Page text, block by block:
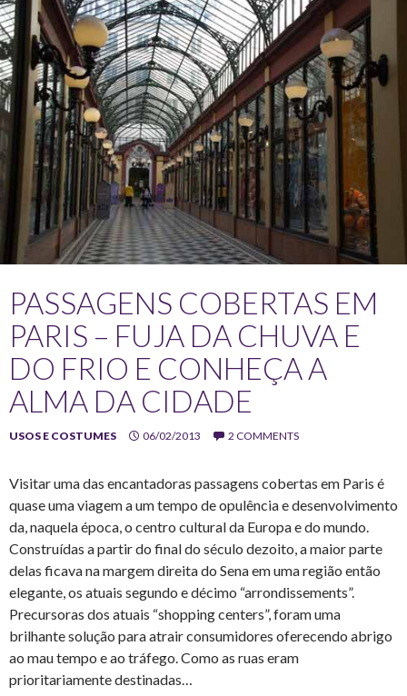
PASSAGENS COBERTAS EM
PARIS – FUJA DA CHUVA E
DO FRIO E CONHEÇA A
ALMA DA CIDADE
USOS E COSTUMES 06/02/2013 2 COMMENTS
Visitar uma das encantadoras passagens cobertas em Paris é
quase uma viagem a um tempo de opulência e desenvolvimento
da, naquela época, o centro cultural da Europa e do mundo.
Construídas a partir do final do século dezoito, a maior parte
delas ficava na margem direita do Sena em uma região então
elegante, os atuais segundo e décimo “arrondissements”.
Precursoras dos atuais “shopping centers”, foram uma
brilhante solução para atrair consumidores oferecendo abrigo
ao mau tempo e ao tráfego. Como as ruas eram
prioritariamente destinadas…